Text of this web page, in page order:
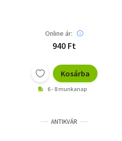
Online ár:
940 Ft
Kosárba
6 - 8 munkanap
ANTIKVÁR